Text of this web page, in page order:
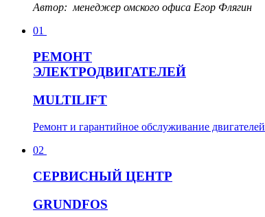
Автор: менеджер омского офиса Егор Флягин
01
РЕМОНТ
ЭЛЕКТРОДВИГАТЕЛЕЙ
MULTILIFT
Ремонт и гарантийное обслуживание двигателей
02
СЕРВИСНЫЙ ЦЕНТР
GRUNDFOS